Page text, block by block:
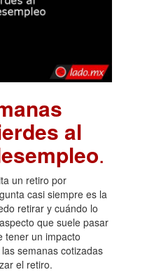
al
.
un retiro por
casi siempre es la
retirar y cuándo lo
que suele pasar
tener un impacto
semanas cotizadas
el retiro.